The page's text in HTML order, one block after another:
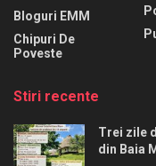
Bloguri EMM
Chipuri De
Poveste
Stiri recente
Trei zile
din Baia